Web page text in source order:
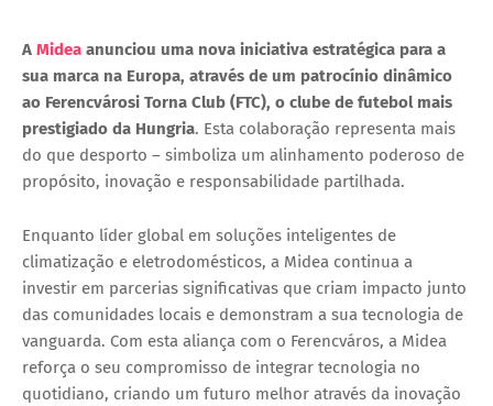
A Midea anunciou uma nova iniciativa estratégica para a
sua marca na Europa, através de um patrocínio dinâmico
ao Ferencvárosi Torna Club (FTC), o clube de futebol mais
prestigiado da Hungria. Esta colaboração representa mais
do que desporto – simboliza um alinhamento poderoso de
propósito, inovação e responsabilidade partilhada.
Enquanto líder global em soluções inteligentes de
climatização e eletrodomésticos, a Midea continua a
investir em parcerias significativas que criam impacto junto
das comunidades locais e demonstram a sua tecnologia de
vanguarda. Com esta aliança com o Ferencváros, a Midea
reforça o seu compromisso de integrar tecnologia no
quotidiano, criando um futuro melhor através da inovação